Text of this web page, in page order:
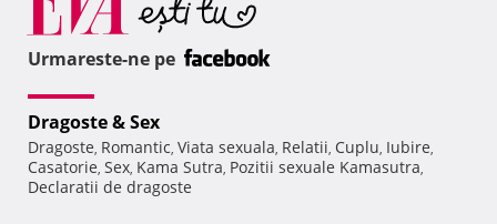
Urmareste-ne pe
Dragoste & Sex
Dragoste, Romantic, Viata sexuala, Relatii, Cuplu, Iubire,
Casatorie, Sex, Kama Sutra, Pozitii sexuale Kamasutra,
Declaratii de dragoste